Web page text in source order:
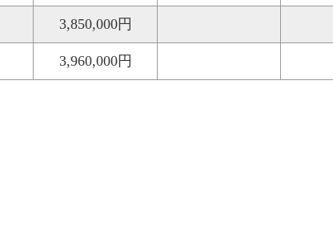
3,850,000円
3,960,000円